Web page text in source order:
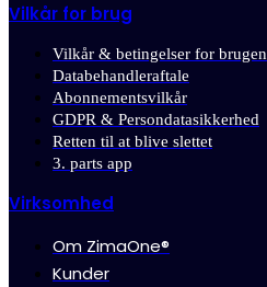
Vilkår for brug
Vilkår & betingelser for brugen
Databehandleraftale
Abonnementsvilkår
GDPR & Persondatasikkerhed
Retten til at blive slettet
3. parts app
Virksomhed
Om ZimaOne®
Kunder